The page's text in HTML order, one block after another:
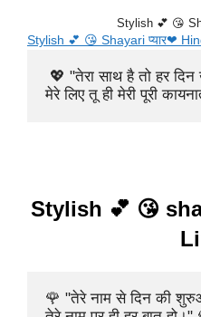
Stylish 💕 😘
Stylish 💕 😘 Shayari प्यार❤
💖 "तेरा साथ है तो हर
Stylish 💕 😘
🌹 "तेरे नाम से दिन की